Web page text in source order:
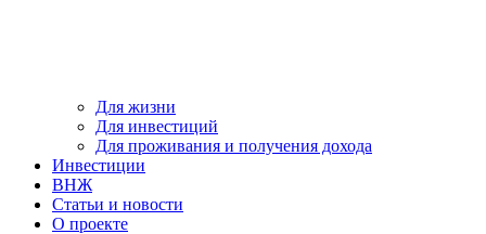
Для жизни
Для инвестиций
Для проживания и получения дохода
Инвестиции
ВНЖ
Статьи и новости
О проекте